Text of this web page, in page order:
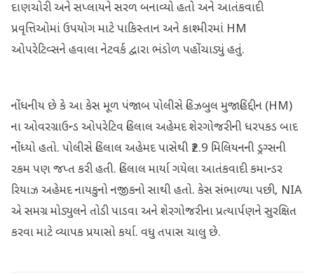
દાણચોરી અને સપ્લાયને સરળ બનાવ્યો હતો અને આતંકવાદી
પ્રવૃત્તિઓમાં ઉપયોગ માટે પાકિસ્તાન અને કાશ્મીરમાં HM
ઓપરેટિવ્સને હવાલા નેટવર્ક દ્વારા ભંડોળ પહોંચાડ્યું હતું.
નોંધનીય છે કે આ કેસ મૂળ પંજાબ પોલીસે હિઝબુલ મુજાહિદ્દીન (HM)
ના ઓવરગ્રાઉન્ડ ઓપરેટિવ હિલાલ અહેમદ શેરગોજરીની ધરપકડ બાદ
નોંધ્યો હતો. પોલીસે હિલાલ અહેમદ પાસેથી ₹2.9 મિલિયનની ડ્રગ્સની
રકમ પણ જપ્ત કરી હતી. હિલાલ માર્યા ગયેલા આતંકવાદી કમાન્ડર
રિયાઝ અહેમદ નાયકુનો નજીકનો સાથી હતો. કેસ સંભાળ્યા પછી, NIA
એ સમગ્ર મોડ્યુલને તોડી પાડવા અને શેરગોજરીના પ્રત્યાર્પણને સુરક્ષિત
કરવા માટે વ્યાપક પ્રયાસો કર્યા. વધુ તપાસ ચાલુ છે.